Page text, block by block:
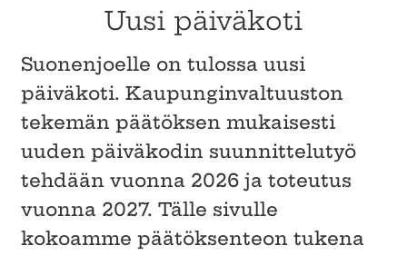
Uusi päiväkoti
Suonenjoelle on tulossa uusi
päiväkoti. Kaupunginvaltuuston
tekemän päätöksen mukaisesti
uuden päiväkodin suunnittelutyö
tehdään vuonna 2026 ja toteutus
vuonna 2027. Tälle sivulle
kokoamme päätöksenteon tukena